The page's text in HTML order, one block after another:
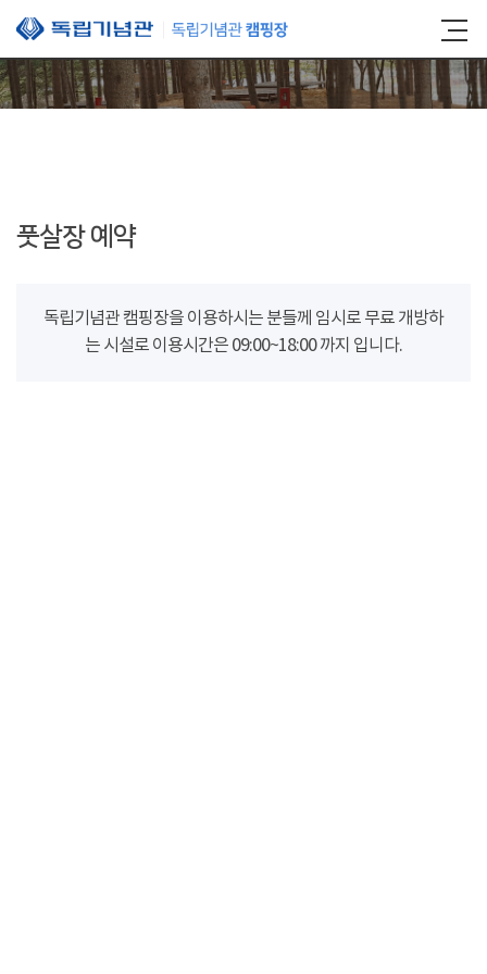
본문 바로가기
풋살장 예약
독립기념관 캠핑장을 이용하시는 분들께 임시로 무료 개방하
는 시설로 이용시간은 09:00~18:00 까지 입니다.